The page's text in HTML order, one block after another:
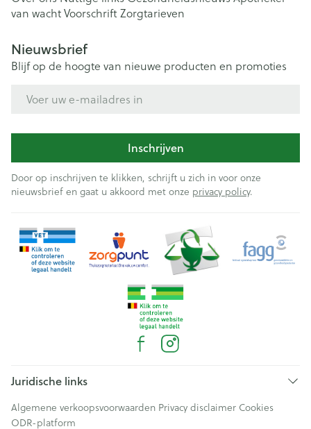
van wachtVoorschriftZorgtarieven
Nieuwsbrief
Blijf op de hoogte van nieuwe producten en promoties
Inschrijven
Door op inschrijven te klikken, schrijft u zich in voor onze
nieuwsbrief en gaat u akkoord met onze privacy policy.
Juridische links
Algemene verkoopsvoorwaarden Privacy disclaimer Cookies
ODR-platform